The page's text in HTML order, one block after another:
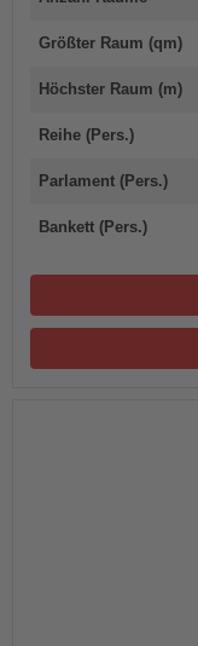
Größter Raum (qm)
Höchster Raum (m)
Reihe (Pers.)
Parlament (Pers.)
Bankett (Pers.)